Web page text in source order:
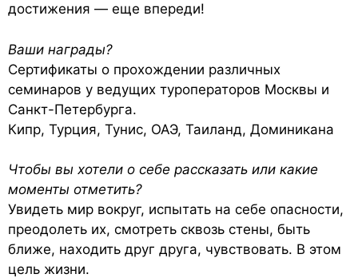
достижения — еще впереди!
Ваши награды?
Сертификаты о прохождении различных
семинаров у ведущих туроператоров Москвы и
Санкт-Петербурга.
Кипр, Турция, Тунис, ОАЭ, Таиланд, Доминикана
Чтобы вы хотели о себе рассказать или какие
моменты отметить?
Увидеть мир вокруг, испытать на себе опасности,
преодолеть их, смотреть сквозь стены, быть
ближе, находить друг друга, чувствовать. В этом
цель жизни.